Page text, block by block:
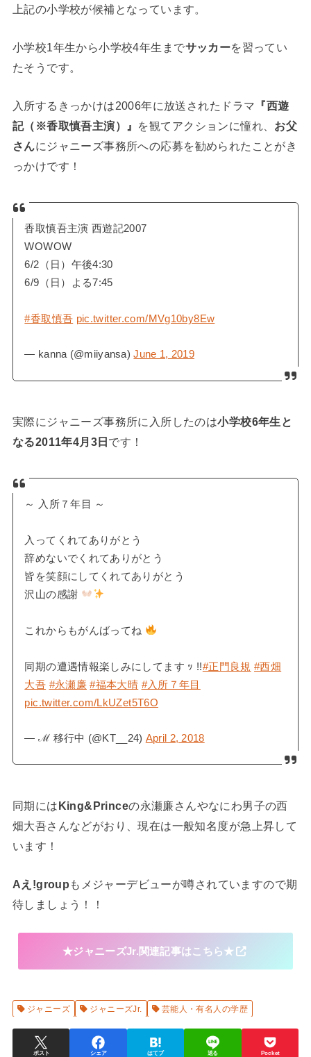
上記の小学校が候補となっています。
小学校1年生から小学校4年生までサッカーを習ってい
たそうです。
入所するきっかけは2006年に放送されたドラマ 『西遊
記（※香取慎吾主演）』 を観てアクションに憧れ、 お父
さんにジャニーズ事務所への応募を勧められたことがき
っかけです！
香取慎吾主演 西遊記2007
WOWOW
6/2（日）午後4:30
6/9（日）よる7:45
#香取慎吾 pic.twitter.com/MVg10by8Ew
— kanna (@miiyansa)June 1, 2019
実際にジャニーズ事務所に入所したのは小学校6年生と
なる2011年4月3日です！
～ 入所７年目 ～
入ってくれてありがとう
辞めないでくれてありがとう
皆を笑顔にしてくれてありがとう
沢山の感謝
これからもがんばってね
同期の遭遇情報楽しみにしてます ｯ !!#正門良規 #西畑
大吾 #永瀬廉 #福本大晴 #入所７年目
pic.twitter.com/LkUZet5T6O
— ℳ 移行中 (@KT__24) April 2, 2018
同期にはKing&Princeの永瀬廉さんやなにわ男子の西
畑大吾さんなどがおり、現在は一般知名度が急上昇して
います！
Aえ!group もメジャーデビューが噂されていますので期
待しましょう！！
★ジャニーズJr.関連記事はこちら★
ジャニーズ ジャニーズJr. 芸能人・有名人の学歴
ポスト シェア はてブ 送る Pocket